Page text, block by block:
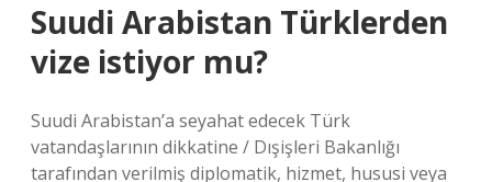
Suudi Arabistan Türklerden
vize istiyor mu?
Suudi Arabistan’a seyahat edecek Türk
vatandaşlarının dikkatine / Dışişleri Bakanlığı
tarafından verilmiş diplomatik, hizmet, hususi veya